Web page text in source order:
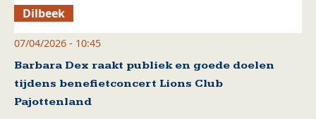
Dilbeek
07/04/2026 - 10:45
Barbara Dex raakt publiek en goede doelen
tijdens benefietconcert Lions Club
Pajottenland